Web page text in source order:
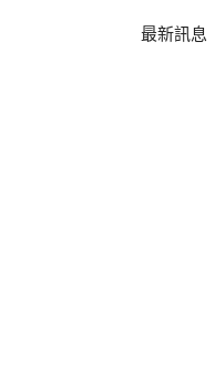
最新訊息